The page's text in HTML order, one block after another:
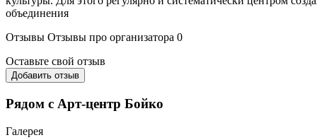
объединения
Отзывы Отзывы про организатора 0
Оставьте свой отзыв
Добавить отзыв
Рядом с Арт-центр Бойко
Галерея